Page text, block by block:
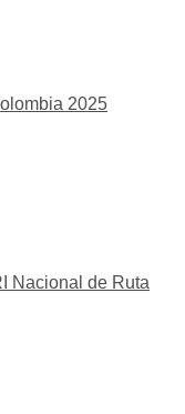
2025
Nacional de Ruta